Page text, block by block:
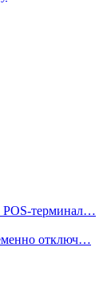
POS-терминал…
отключ…